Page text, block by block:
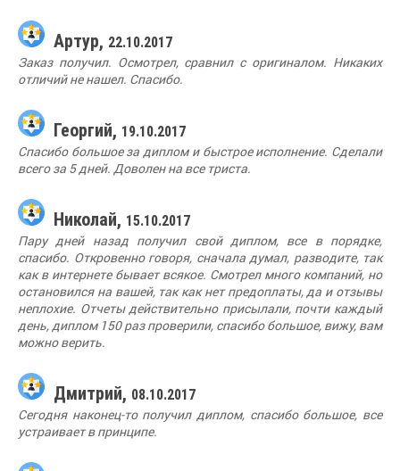
Артур, 22.10.2017
Заказ получил. Осмотрел, сравнил с оригиналом. Никаких
отличий не нашел. Спасибо.
Георгий, 19.10.2017
Спасибо большое за диплом и быстрое исполнение. Сделали
всего за 5 дней. Доволен на все триста.
Николай, 15.10.2017
Пару дней назад получил свой диплом, все в порядке,
спасибо. Откровенно говоря, сначала думал, разводите, так
как в интернете бывает всякое. Смотрел много компаний, но
остановился на вашей, так как нет предоплаты, да и отзывы
неплохие. Отчеты действительно присылали, почти каждый
день, диплом 150 раз проверили, спасибо большое, вижу, вам
можно верить.
Дмитрий, 08.10.2017
Сегодня наконец-то получил диплом, спасибо большое, все
устраивает в принципе.